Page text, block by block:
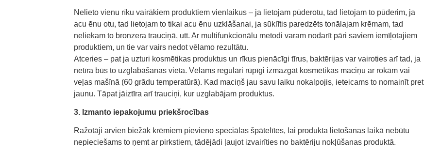
Nelieto vienu rīku vairākiem produktiem vienlaikus – ja lietojam pūderotu, tad lietojam to pūderim, ja
acu ēnu otu, tad lietojam to tikai acu ēnu uzklāšanai, ja sūklītis paredzēts tonālajam krēmam, tad
neliekam to bronzera trauciņā, utt. Ar multifunkcionālu metodi varam nodarīt pāri saviem iemīļotajiem
produktiem, un tie var vairs nedot vēlamo rezultātu.
Atceries – pat ja uzturi kosmētikas produktus un rīkus pienācīgi tīrus, baktērijas var vairoties arī tad, ja
netīra būs to uzglabāšanas vieta. Vēlams regulāri rūpīgi izmazgāt kosmētikas maciņu ar rokām vai
veļas mašīnā (60 grādu temperatūrā). Kad maciņš jau savu laiku nokalpojis, ieteicams to nomainīt pret
jaunu. Tāpat jāiztīra arī trauciņi, kur uzglabājam produktus.
3. Izmanto iepakojumu priekšrocības
Ražotāji arvien biežāk krēmiem pievieno speciālas špātelītes, lai produkta lietošanas laikā nebūtu
nepieciešams to ņemt ar pirkstiem, tādējādi ļaujot izvairīties no baktēriju nokļūšanas produktā.